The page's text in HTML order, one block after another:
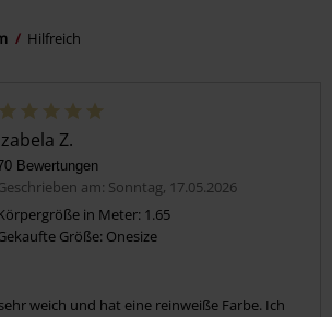
Hilfreich
Z.
Bewertungen
am: Sonntag, 17.05.2026
in Meter: 1.65
Größe: Onesize
weich und hat eine reinweiße Farbe. Ich